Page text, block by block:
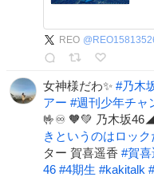
REO @
女神様だわ✨ #乃木
アー #週刊少年チャ
🤟♾️ 🧡💚 乃木坂
きというのはロック
ター 賀喜遥香 #賀喜
46 #4期生 #kakitalk #